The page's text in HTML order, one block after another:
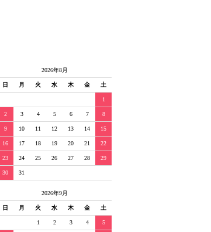
2026年8月
日 月 火 水 木 金 土
1
2 3 4 5 6 7 8
9 10 11 12 13 14 15
16 17 18 19 20 21 22
23 24 25 26 27 28 29
30 31
2026年9月
日 月 火 水 木 金 土
1 2 3 4 5